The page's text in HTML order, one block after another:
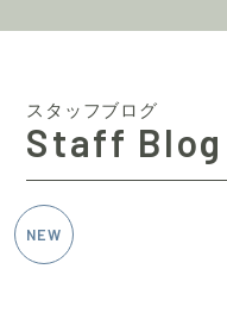
スタッフブログ
Staff Blog